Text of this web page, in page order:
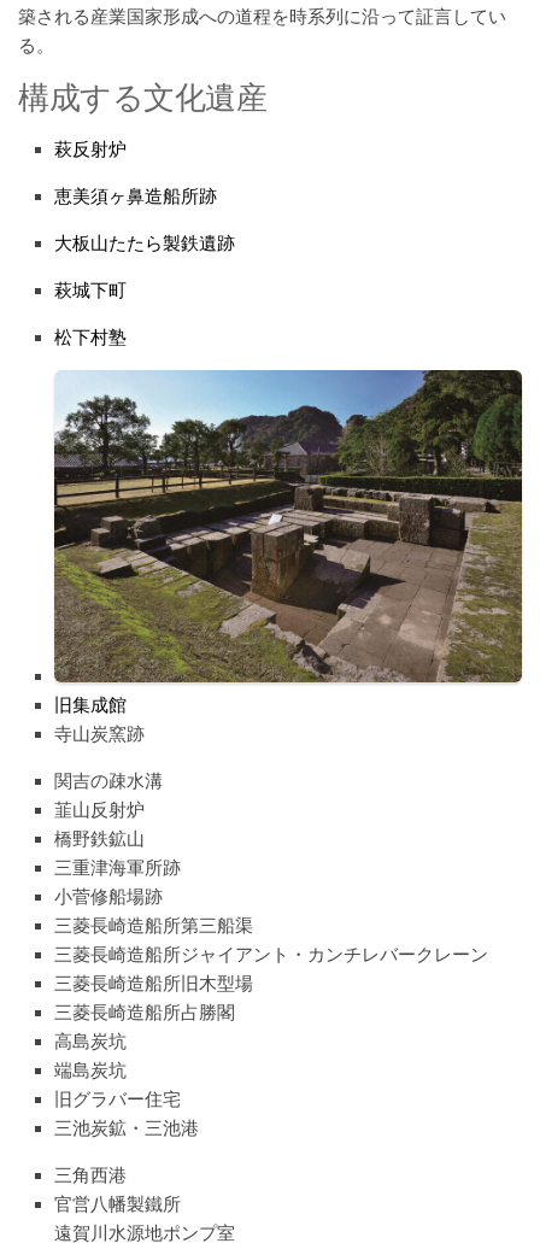
築される産業国家形成への道程を時系列に沿って証言してい
る。
構成する文化遺産
萩反射炉
恵美須ヶ鼻造船所跡
大板山たたら製鉄遺跡
萩城下町
松下村塾
旧集成館
寺山炭窯跡
関吉の疎水溝
韮山反射炉
橋野鉄鉱山
三重津海軍所跡
小菅修船場跡
三菱長崎造船所第三船渠
三菱長崎造船所ジャイアント・カンチレバークレーン
三菱長崎造船所旧木型場
三菱長崎造船所占勝閣
高島炭坑
端島炭坑
旧グラバー住宅
三池炭鉱・三池港
三角西港
官営八幡製鐵所
遠賀川水源地ポンプ室